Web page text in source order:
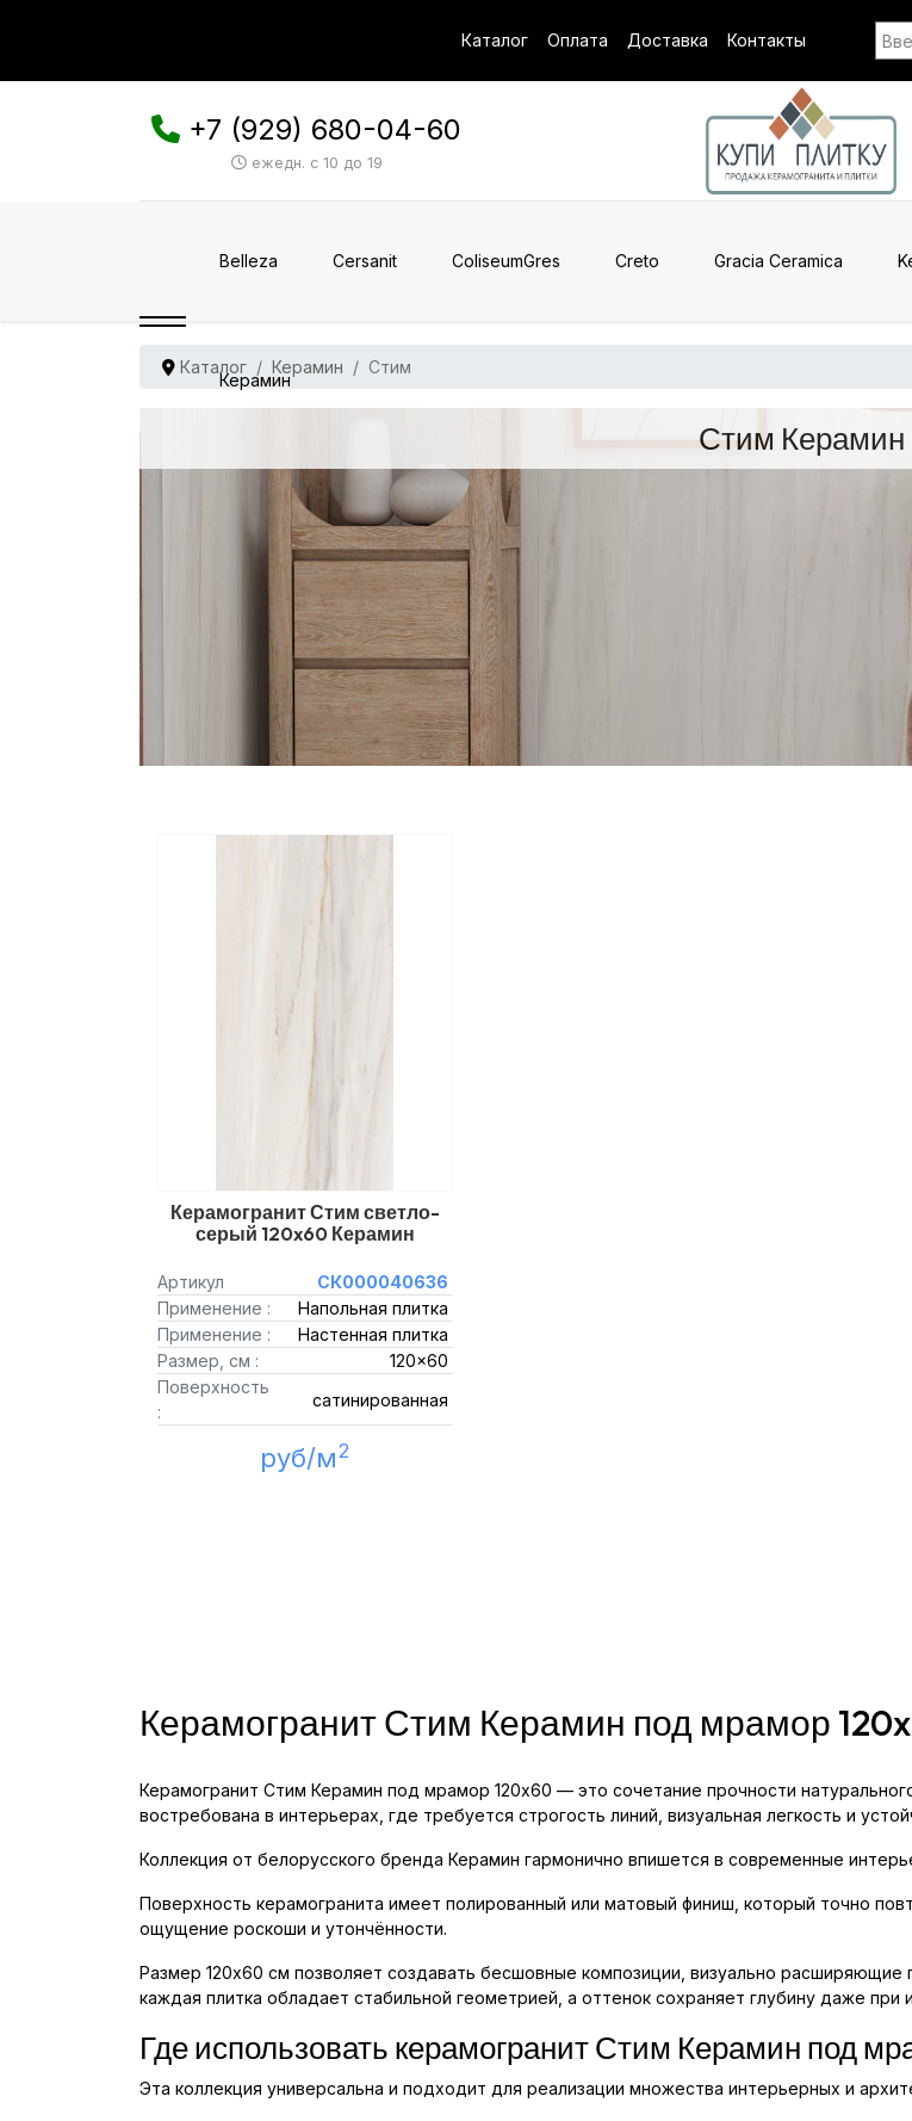
Каталог Оплата Доставка Контакты
+7 (929) 680-04-60
ежедн. с 10 до 19
Belleza Cersanit ColiseumGres Creto Gracia Ceramica
Керамин
Каталог Керамин Стим
Стим Керамин
Керамогранит Стим светло-
серый 120x60 Керамин
Артикул
СК000040636
Применение :
Напольная плитка
Применение :
Настенная плитка
Размер, см :
120x60
Поверхность
:
сатинированная
руб/м2
Керамогранит Стим Керамин под мрамор
Керамогранит Стим Керамин под мрамор 120x60 — это сочетание прочности
востребована в интерьерах, где требуется строгость линий, визуальная легкость и
Коллекция от белорусского бренда Керамин гармонично впишется в современные
Поверхность керамогранита имеет полированный или матовый финиш, который точно
ощущение роскоши и утончённости.
Размер 120x60 см позволяет создавать бесшовные композиции, визуально
каждая плитка обладает стабильной геометрией, а оттенок сохраняет глубину даже при
Где использовать керамогранит Стим Керамин под
Эта коллекция универсальна и подходит для реализации множества интерьерных и